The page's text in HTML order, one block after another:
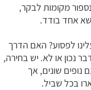
מקומות לבקר,
אחד בודד.
לפסוע? האם הדרך
נכון או לא. יש בחירה,
נופים שונים, אך
בכל שביל.